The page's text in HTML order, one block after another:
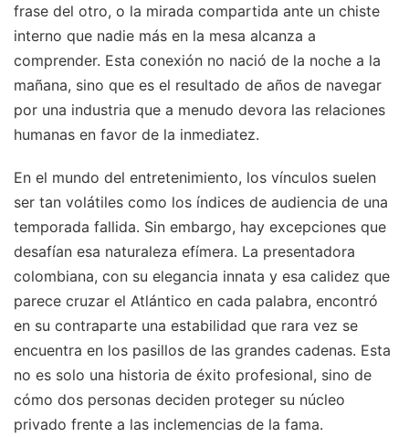
frase del otro, o la mirada compartida ante un chiste
interno que nadie más en la mesa alcanza a
comprender. Esta conexión no nació de la noche a la
mañana, sino que es el resultado de años de navegar
por una industria que a menudo devora las relaciones
humanas en favor de la inmediatez.
En el mundo del entretenimiento, los vínculos suelen
ser tan volátiles como los índices de audiencia de una
temporada fallida. Sin embargo, hay excepciones que
desafían esa naturaleza efímera. La presentadora
colombiana, con su elegancia innata y esa calidez que
parece cruzar el Atlántico en cada palabra, encontró
en su contraparte una estabilidad que rara vez se
encuentra en los pasillos de las grandes cadenas. Esta
no es solo una historia de éxito profesional, sino de
cómo dos personas deciden proteger su núcleo
privado frente a las inclemencias de la fama.